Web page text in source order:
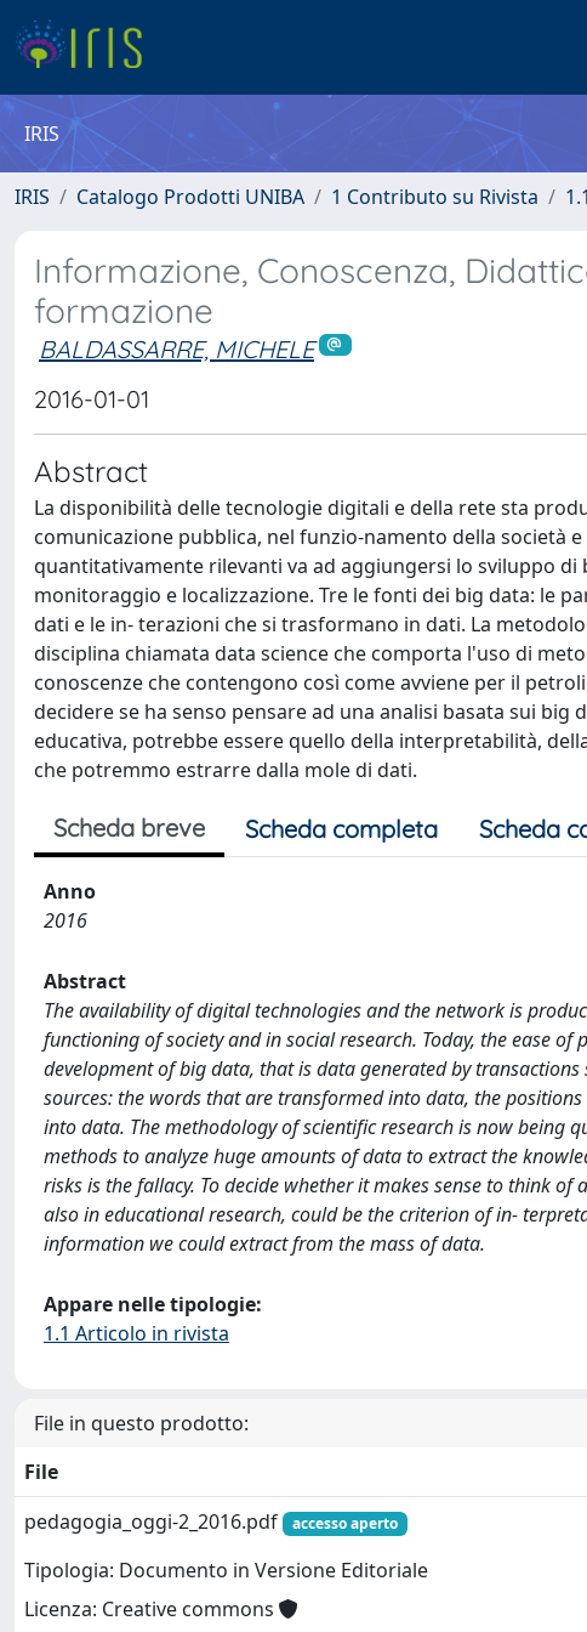
IRIS
IRIS Catalogo Prodotti UNIBA 1 Contributo su Rivista
Informazione, Conoscenza,
formazione
BALDASSARRE, MICHELE
2016-01-01
Abstract
La disponibilità delle tecnologie digitali e della rete sta
comunicazione pubblica, nel funzio-namento della società
quantitativamente rilevanti va ad aggiungersi lo sviluppo
monitoraggio e localizzazione. Tre le fonti dei big data: le
dati e le in- terazioni che si trasformano in dati. La
disciplina chiamata data science che comporta l'uso di
conoscenze che contengono così come avviene per il
decidere se ha senso pensare ad una analisi basata sui
educativa, potrebbe essere quello della interpretabilità,
che potremmo estrarre dalla mole di dati.
Scheda breve Scheda completa Scheda
Anno
2016
Abstract
The availability of digital technologies and the network is
functioning of society and in social research. Today, the ease
development of big data, that is data generated by
sources: the words that are transformed into data, the
into data. The methodology of scientific research is now being
methods to analyze huge amounts of data to extract the
risks is the fallacy. To decide whether it makes sense to think
also in educational research, could be the criterion of in-
information we could extract from the mass of data.
Appare nelle tipologie:
1.1 Articolo in rivista
File in questo prodotto:
File
pedagogia_oggi-2_2016.pdf
accesso aperto
Tipologia: Documento in Versione Editoriale
Licenza: Creative commons